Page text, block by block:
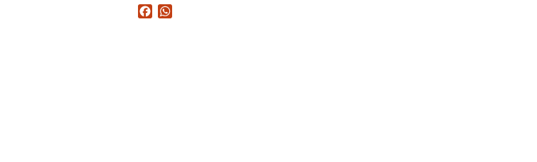
Facebook